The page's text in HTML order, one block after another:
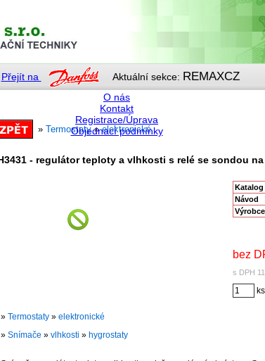
Přejít na Aktuální sekce: REMAXCZ
O nás
Kontakt
Registrace/Úprava
Objednací podmínky
» Termostaty »elektronické
H3431 - regulátor teploty a vlhkosti s relé se sondou
Katalog
Návod
Výrobce
» Termostaty » elektronické
» Snímače » vlhkosti » hygrostaty
bez
s DPH
ks